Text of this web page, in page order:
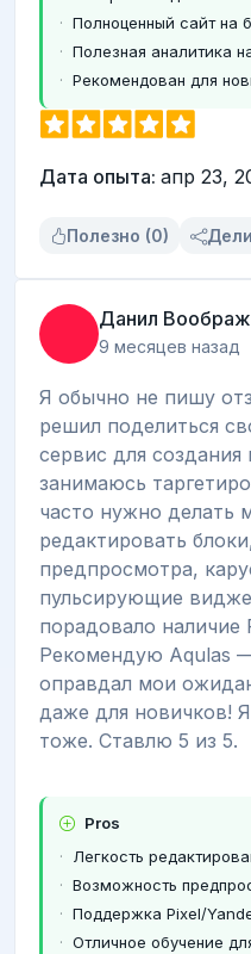
Полноценный сайт на
Полезная аналитика
Рекомендован для
Дата опыта: апр 23,
Полезно (0)
Данил
9 месяцев назад
Я обычно не пишу
решил поделиться
сервис для создания
занимаюсь
часто нужно делать
редактировать
предпросмотра,
пульсирующие
порадовало наличие
Рекомендую Aqulas
оправдал мои
даже для новичков!
тоже. Ставлю 5 из 5.
Pros
Легкость
Возможность
Поддержка Pixel/
Отличное обучение